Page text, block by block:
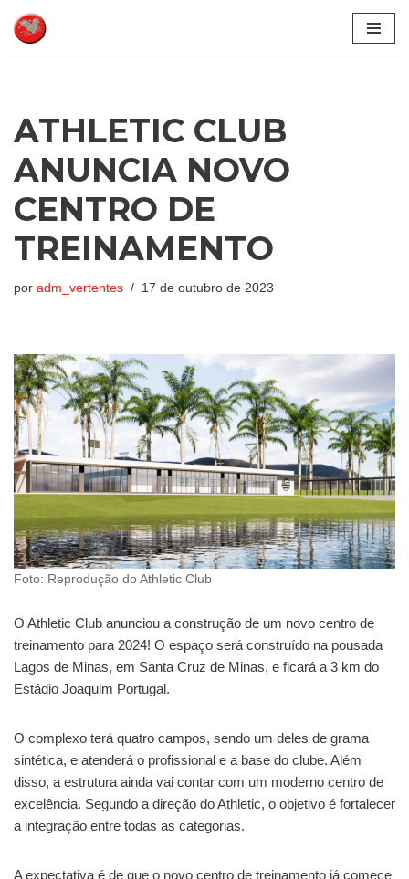
Pular
ATHLETIC CLUB
ANUNCIA NOVO
CENTRO DE
TREINAMENTO
por adm_vertentes 17 de outubro de 2023
Foto: Reprodução do Athletic Club
O Athletic Club anunciou a construção de um novo centro de
treinamento para 2024! O espaço será construído na pousada
Lagos de Minas, em Santa Cruz de Minas, e ficará a 3 km do
Estádio Joaquim Portugal.
O complexo terá quatro campos, sendo um deles de grama
sintética, e atenderá o profissional e a base do clube. Além
disso, a estrutura ainda vai contar com um moderno centro de
excelência. Segundo a direção do Athletic, o objetivo é fortalecer
a integração entre todas as categorias.
A expectativa é de que o novo centro de treinamento já começe